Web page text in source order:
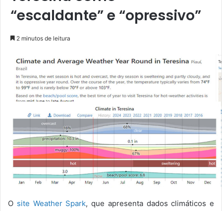
“escaldante” e “opressivo”
2 minutos de leitura
O site Weather Spark, que apresenta dados climáticos e